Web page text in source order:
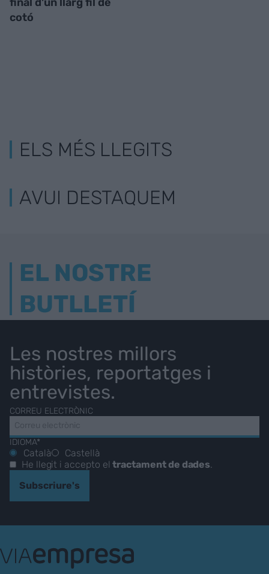
cotó
ELS MÉS LLEGITS
AVUI DESTAQUEM
EL NOSTRE
BUTLLETÍ
Les nostres millors
històries, reportatges i
entrevistes.
CORREU ELECTRÒNIC
IDIOMA*
Català
Castellà
He llegit i accepto eltractament de dades.
Subscriure's